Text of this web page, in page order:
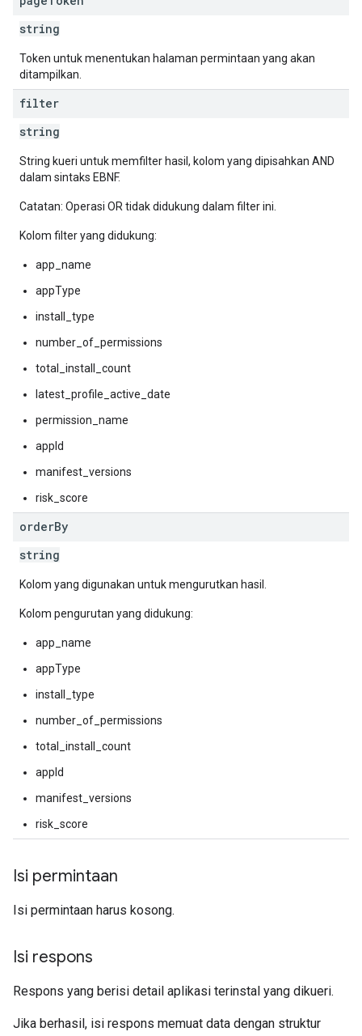
string
Token untuk menentukan halaman permintaan yang akan
ditampilkan.
filter
string
String kueri untuk memfilter hasil, kolom yang dipisahkan AND
dalam sintaks EBNF.
Catatan: Operasi OR tidak didukung dalam filter ini.
Kolom filter yang didukung:
app_name
appType
install_type
number_of_permissions
total_install_count
latest_profile_active_date
permission_name
appId
manifest_versions
risk_score
orderBy
string
Kolom yang digunakan untuk mengurutkan hasil.
Kolom pengurutan yang didukung:
app_name
appType
install_type
number_of_permissions
total_install_count
appId
manifest_versions
risk_score
Isi permintaan
Isi permintaan harus kosong.
Isi respons
Respons yang berisi detail aplikasi terinstal yang dikueri.
Jika berhasil, isi respons memuat data dengan struktur